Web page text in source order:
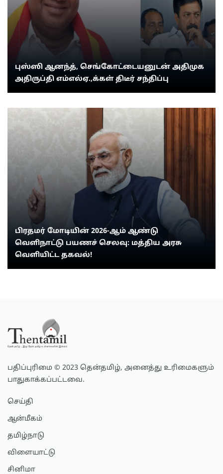
புஸ்ஸி ஆனந்த், செங்கோட்டையனுடன் அதிமுக
அதிருப்தி எம்எல்ஏ.,க்கள் திடீர் சந்திப்பு
பிரதமர் மோடியின் 2026-ஆம் ஆண்டு
வெளிநாட்டு பயணச் செலவு: மத்திய அரசு
வெளியிட்ட தகவல்!
பதிப்புரிமை © 2023 தென்தமிழ், அனைத்து உரிமைகளும்
பாதுகாக்கப்பட்டவை.
செய்தி
ஆன்மீகம்
தமிழ்நாடு
விளையாட்டு
சினிமா